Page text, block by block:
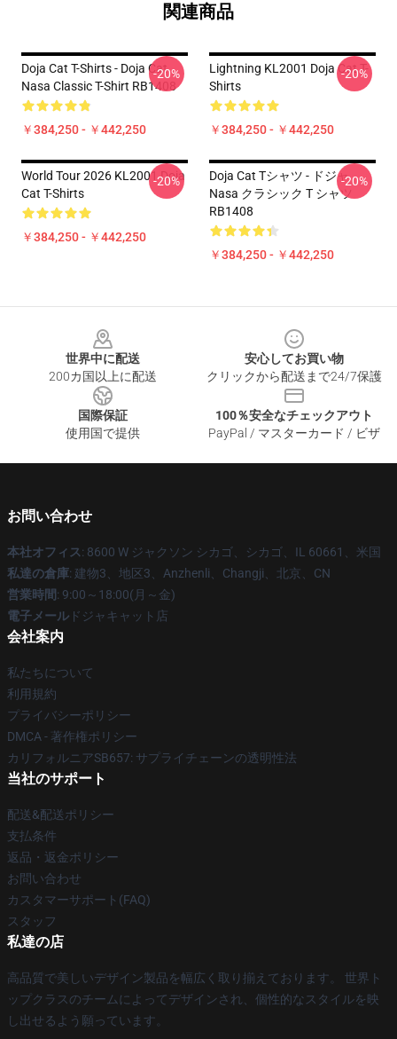
関連商品
Doja Cat T-Shirts - Doja Cat
Nasa Classic T-Shirt RB1408
￥384,250 - ￥442,250
-20%
Lightning KL2001 Doja Cat T-
Shirts
￥384,250 - ￥442,250
-20%
World Tour 2026 KL2001 Doja
Cat T-Shirts
￥384,250 - ￥442,250
-20%
Doja Cat Tシャツ - ドジャ
Nasa クラシック T シャツ
RB1408
￥384,250 - ￥442,250
-20%
世界中に配送
200カ国以上に配送
安心してお買い物
クリックから配送まで24/7保護
国際保証
使用国で提供
100％安全なチェックアウト
PayPal / マスターカード / ビザ
お問い合わせ
本社オフィス: 8600 W ジャクソン シカゴ、シカゴ、IL 60661、米国
私達の倉庫: 建物3、地区3、Anzhenli、Changji、北京、CN
営業時間: 9:00～18:00(月～金)
電子メール ドジャキャット店
会社案内
私たちについて
利用規約
プライバシーポリシー
DMCA - 著作権ポリシー
カリフォルニアSB657: サプライチェーンの透明性法
当社のサポート
配送&配送ポリシー
支払条件
返品・返金ポリシー
お問い合わせ
カスタマーサポート(FAQ)
スタッフ
私達の店
高品質で美しいデザイン製品を幅広く取り揃えております。 世界ト
ップクラスのチームによってデザインされ、個性的なスタイルを映
し出せるよう願っています。